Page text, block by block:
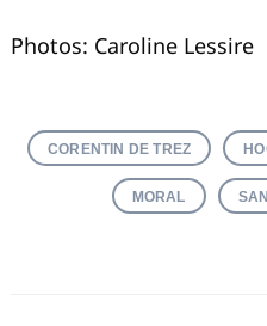
Photos: Caroline Lessire
CORENTIN DE TREZ
MORAL